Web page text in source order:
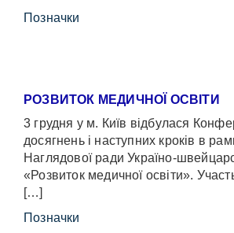
Позначки
РОЗВИТОК МЕДИЧНОЇ ОСВІТИ
3 грудня у м. Київ відбулася
досягнень і наступних кроків в
Наглядової ради Україно-
«Розвиток медичної освіти».
[…]
Позначки